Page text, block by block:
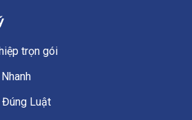
trọn gói
Đúng Luật